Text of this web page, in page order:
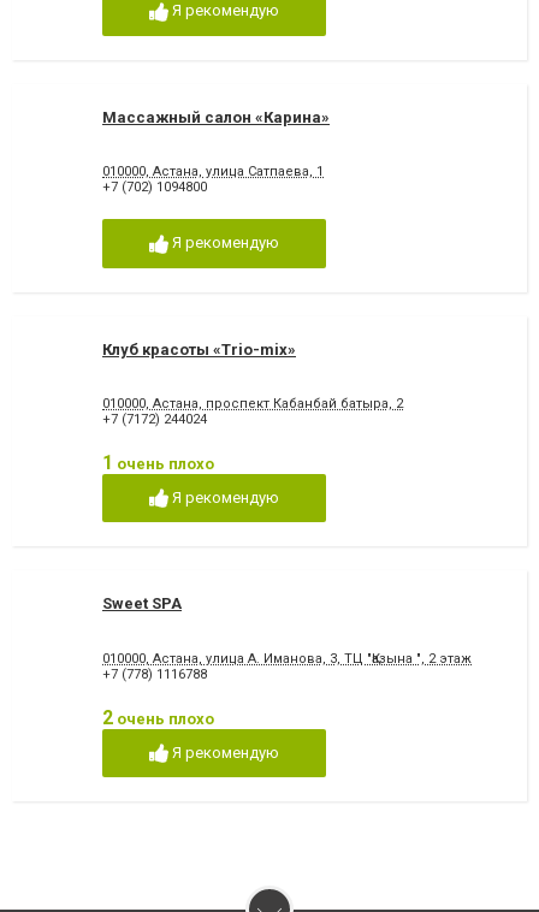
Я рекомендую
Массажный салон «Карина»
010000, Астана, улица Сатпаева, 1
+7 (702) 1094800
Я рекомендую
Клуб красоты «Trio-mix»
010000, Астана, проспект Кабанбай батыра, 2
+7 (7172) 244024
1 очень плохо
Я рекомендую
Sweet SPA
010000, Астана, улица А. Иманова, 3, ТЦ "Қазына ", 2 этаж
+7 (778) 1116788
2 очень плохо
Я рекомендую